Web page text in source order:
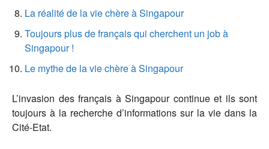
La réalité de la vie chère à Singapour
Toujours plus de français qui cherchent un job à
Singapour !
Le mythe de la vie chère à Singapour
L’invasion des français à Singapour continue et ils sont
toujours à la recherche d’informations sur la vie dans la
Cité-Etat.